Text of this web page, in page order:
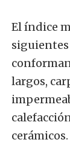
El índice
siguientes
largos,
cerámicos.